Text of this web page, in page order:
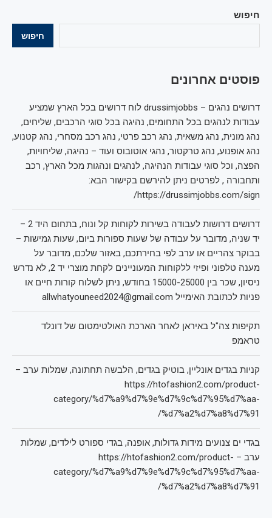
חיפוש
חיפוש
פוסטים אחרונים
דרושים נהגים – drussimjobbs לוח דרושים בכל הארץ שמציע
עבודות לנהגים בכל התחומים, נהיגה בכל סוגי הרכבים, שליחים,
נהג מונית, נהג משאית, נהג רכב פרטי, נהג רכב מסחרי, נהג קטנוע,
נהג אופנוע, נהג טרקטור, נהגי אוטובוס ועוד – נהיגה, שליחויות,
הפצה, וכל סוגי עבודות הנהיגה, לנהגים ונהגות מכל הארץ, רכב
ותחבורה , לפרטים ניתן להירשם בקישור הבא:
https://drussimjobbs.com/sign/
דרושים דרושות לעבודה בשירות לקוחות קל ונוח, בתחום היד 2 –
יד שניה, מדובר על עבודה של שעות ספורות ביום, שעות גמישות –
בבוקר צהריים או ערב לפי בחירתכם, באזור שלכם, מדובר על
מענה טלפוני ופיזי ללקוחות המעוניינים לקחת מוצרי יד 2, לא נדרש
ניסיון, שכר בין 15000-25000 בחודש, ניתן לשלוח קורות חיים או
פניות לכתובת האימייל allwhatyouneed2024@gmail.com
תקיפות צה"ל באיראן לאחר הארכת האולטימטום של דונלד
טראמפ
קניות בגדים אונליין, בוטיק בגדים, הלבשה תחתונה, שמלות ערב –
https://htofashion2.com/product-
category/%d7%a9%d7%9e%d7%9c%d7%95%d7%aa-
%d7%a2%d7%a8%d7%91/
בגדי ים צנועים מידות גדולות, אופנה, בגדי ספורט לילדים, שמלות
ערב – https://htofashion2.com/product-
category/%d7%a9%d7%9e%d7%9c%d7%95%d7%aa-
%d7%a2%d7%a8%d7%91/